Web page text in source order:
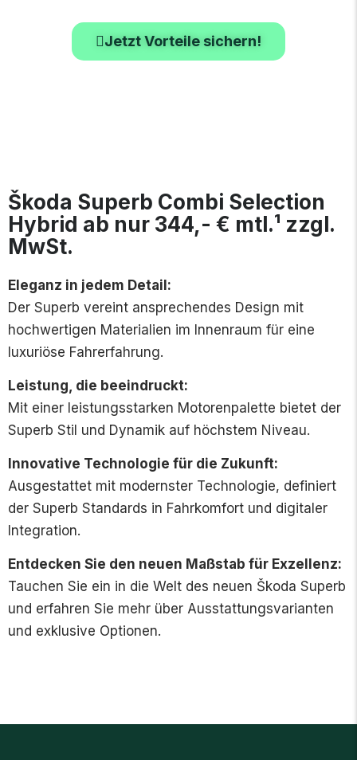
Jetzt Vorteile sichern!
Škoda Superb Combi Selection
Hybrid ab nur 344,- € mtl.¹ zzgl.
MwSt.
Eleganz in jedem Detail:
Der Superb vereint ansprechendes Design mit
hochwertigen Materialien im Innenraum für eine
luxuriöse Fahrerfahrung.
Leistung, die beeindruckt:
Mit einer leistungsstarken Motorenpalette bietet der
Superb Stil und Dynamik auf höchstem Niveau.
Innovative Technologie für die Zukunft:
Ausgestattet mit modernster Technologie, definiert
der Superb Standards in Fahrkomfort und digitaler
Integration.
Entdecken Sie den neuen Maßstab für Exzellenz:
Tauchen Sie ein in die Welt des neuen Škoda Superb
und erfahren Sie mehr über Ausstattungsvarianten
und exklusive Optionen.